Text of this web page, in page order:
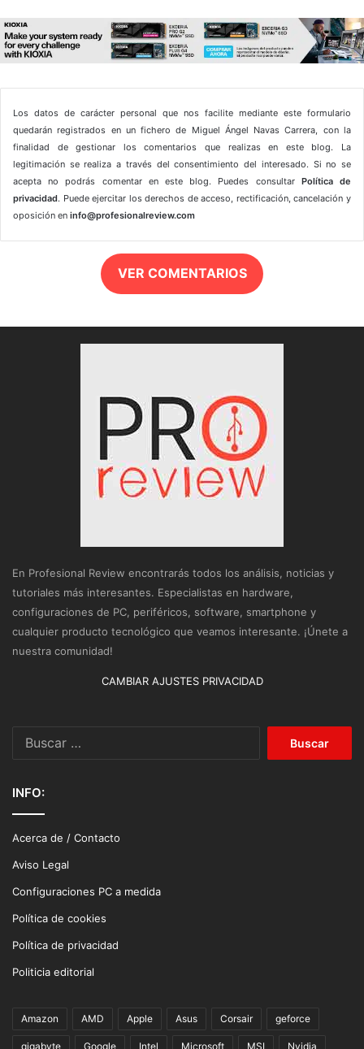
Los datos de carácter personal que nos facilite mediante este formulario
quedarán registrados en un fichero de Miguel Ángel Navas Carrera, con la
finalidad de gestionar los comentarios que realizas en este blog. La
legitimación se realiza a través del consentimiento del interesado. Si no se
acepta no podrás comentar en este blog. Puedes consultar Política de
privacidad. Puede ejercitar los derechos de acceso, rectificación, cancelación y
oposición en info@profesionalreview.com
VER COMENTARIOS
En Profesional Review encontrarás todos los análisis, noticias y
tutoriales más interesantes. Especialistas en hardware,
configuraciones de PC, periféricos, software, smartphone y
cualquier producto tecnológico que veamos interesante. ¡Únete a
nuestra comunidad!
CAMBIAR AJUSTES PRIVACIDAD
INFO:
Acerca de / Contacto
Aviso Legal
Configuraciones PC a medida
Política de cookies
Política de privacidad
Politicia editorial
Amazon AMD Apple Asus Corsair geforce
gigabyte Google Intel Microsoft MSI Nvidia